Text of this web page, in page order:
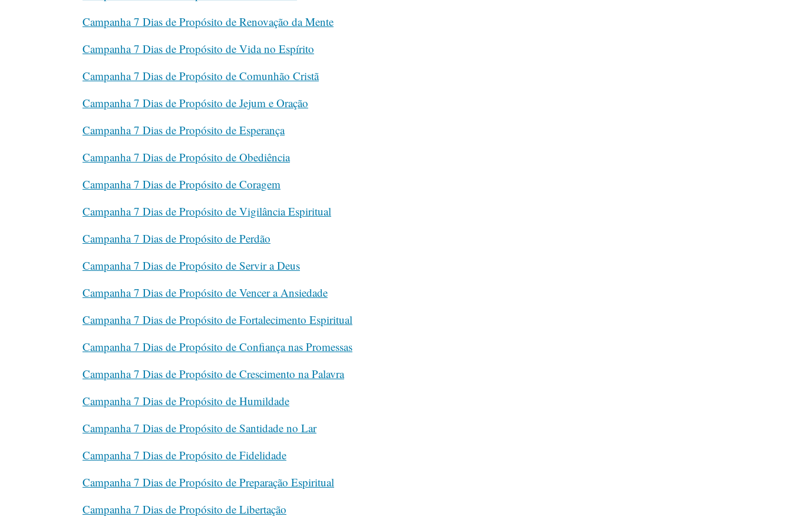
Campanha 7 Dias de Propósito de Renovação da Mente
Campanha 7 Dias de Propósito de Vida no Espírito
Campanha 7 Dias de Propósito de Comunhão Cristã
Campanha 7 Dias de Propósito de Jejum e Oração
Campanha 7 Dias de Propósito de Esperança
Campanha 7 Dias de Propósito de Obediência
Campanha 7 Dias de Propósito de Coragem
Campanha 7 Dias de Propósito de Vigilância Espiritual
Campanha 7 Dias de Propósito de Perdão
Campanha 7 Dias de Propósito de Servir a Deus
Campanha 7 Dias de Propósito de Vencer a Ansiedade
Campanha 7 Dias de Propósito de Fortalecimento Espiritual
Campanha 7 Dias de Propósito de Confiança nas Promessas
Campanha 7 Dias de Propósito de Crescimento na Palavra
Campanha 7 Dias de Propósito de Humildade
Campanha 7 Dias de Propósito de Santidade no Lar
Campanha 7 Dias de Propósito de Fidelidade
Campanha 7 Dias de Propósito de Preparação Espiritual
Campanha 7 Dias de Propósito de Libertação